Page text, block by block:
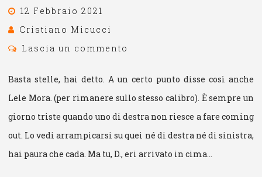
12 Febbraio 2021
Cristiano Micucci
Lascia un commento
Basta stelle, hai detto. A un certo punto disse così anche
Lele Mora. (per rimanere sullo stesso calibro). È sempre un
giorno triste quando uno di destra non riesce a fare coming
out. Lo vedi arrampicarsi su quei né di destra né di sinistra,
hai paura che cada. Ma tu, D., eri arrivato in cima…